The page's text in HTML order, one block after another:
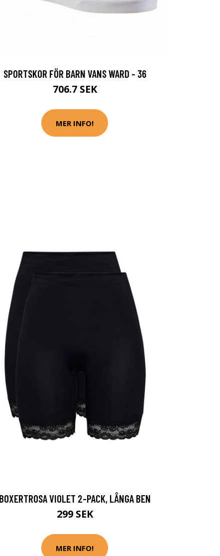
SPORTSKOR FÖR BARN VANS WARD - 36
706.7 SEK
MER INFO!
BOXERTROSA VIOLET 2-PACK, LÅNGA BEN
299 SEK
MER INFO!